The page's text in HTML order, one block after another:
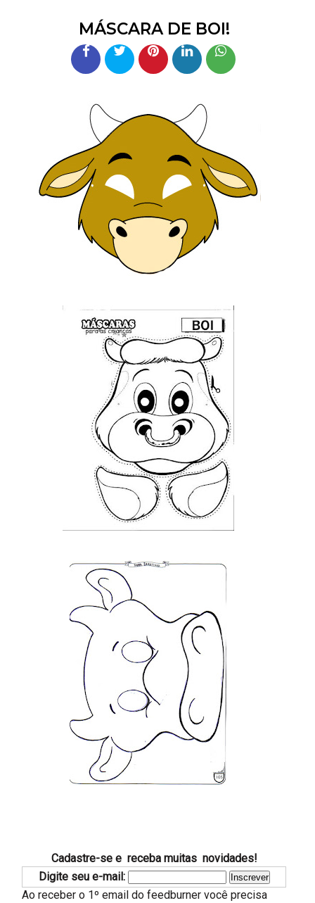
MÁSCARA DE BOI!
Cadastre-se e receba muitas novidades!
Digite seu e-mail:
Ao receber o 1º email do feedburner você precisa